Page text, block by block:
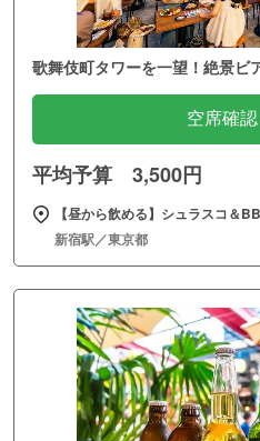
歌舞伎町タワーを一望！絶景ビ
空席確
平均予算 3,500円
【昼から飲める】シュラスコ＆
新宿駅／東京都